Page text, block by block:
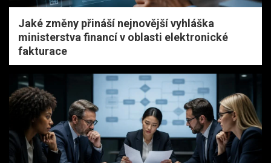
Jaké změny přináší nejnovější vyhláška
ministerstva financí v oblasti elektronické
fakturace